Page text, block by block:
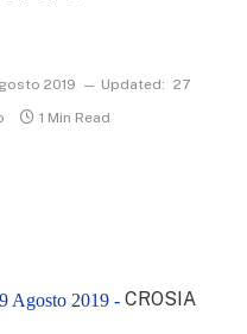
2019 Updated: 27
1 Min Read
Agosto 2019 - CROSIA